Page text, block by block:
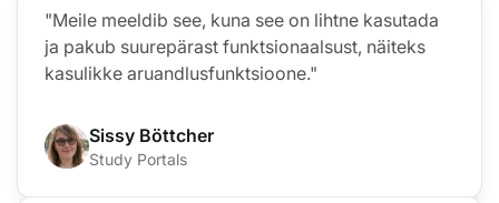
"Meile meeldib see, kuna see on lihtne kasutada
ja pakub suurepärast funktsionaalsust, näiteks
kasulikke aruandlusfunktsioone."
Sissy Böttcher
Study Portals